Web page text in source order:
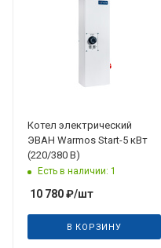
Котел электрический
ЭВАН Warmos Start-5 кВт
(220/380 В)
Есть в наличии: 1
10 780₽/шт
В КОРЗИНУ